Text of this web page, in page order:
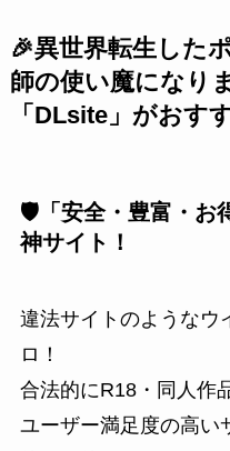
🎉異世界転生した
師の使い魔になり
「DLsite」がおす
🛡️「安全・豊富・お
神サイト！
違法サイトのようなウ
ロ！
合法的にR18・同人作
ユーザー満足度の高い